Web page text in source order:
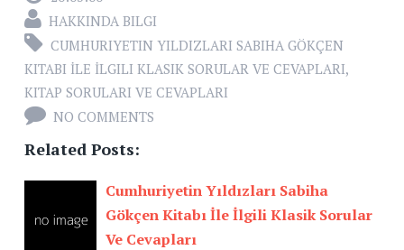
HAKKINDA BILGI
CUMHURIYETIN YILDIZLARI SABIHA GÖKÇEN
KITABI İLE İLGILI KLASIK SORULAR VE CEVAPLARI,
KITAP SORULARI VE CEVAPLARI
NO COMMENTS
Related Posts:
Cumhuriyetin Yıldızları Sabiha
Gökçen Kitabı İle İlgili Klasik Sorular
Ve Cevapları